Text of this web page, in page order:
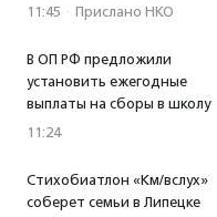
11:45 · Прислано НКО
В ОП РФ предложили
установить ежегодные
выплаты на сборы в школу
11:24
Стихобиатлон «Км/вслух»
соберет семьи в Липецке